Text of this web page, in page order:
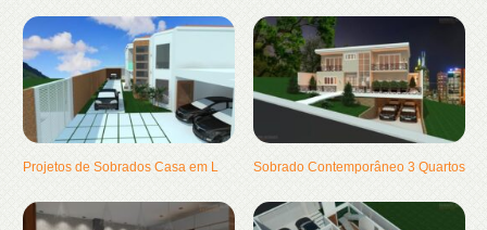
Projetos de Sobrados Casa em L Sobrado Contemporâneo 3 Quartos